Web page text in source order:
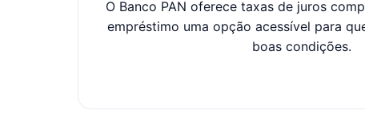
O Banco PAN oferece taxas de juros
empréstimo uma opção acessível para
boas condições.